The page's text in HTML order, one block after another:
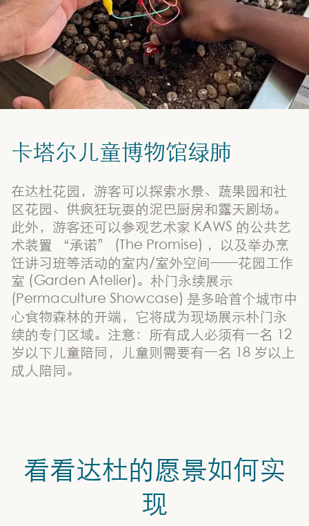
卡塔尔儿童博物馆绿肺
在达杜花园，游客可以探索水景、蔬果园和社
区花园、供疯狂玩耍的泥巴厨房和露天剧场。
此外，游客还可以参观艺术家 KAWS 的公共艺
术装置 “承诺” (The Promise) ，以及举办烹
饪讲习班等活动的室内/室外空间——花园工作
室 (Garden Atelier)。朴门永续展示
(Permaculture Showcase) 是多哈首个城市中
心食物森林的开端，它将成为现场展示朴门永
续的专门区域。注意：所有成人必须有一名 12
岁以下儿童陪同，儿童则需要有一名 18 岁以上
成人陪同。
看看达杜的愿景如何实
现